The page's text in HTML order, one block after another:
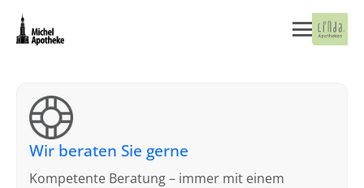
Wir beraten Sie gerne
Kompetente Beratung – immer mit einem